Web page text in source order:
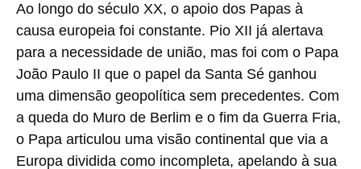
Ao longo do século XX, o apoio dos Papas à
causa europeia foi constante. Pio XII já alertava
para a necessidade de união, mas foi com o Papa
João Paulo II que o papel da Santa Sé ganhou
uma dimensão geopolítica sem precedentes. Com
a queda do Muro de Berlim e o fim da Guerra Fria,
o Papa articulou uma visão continental que via a
Europa dividida como incompleta, apelando à sua